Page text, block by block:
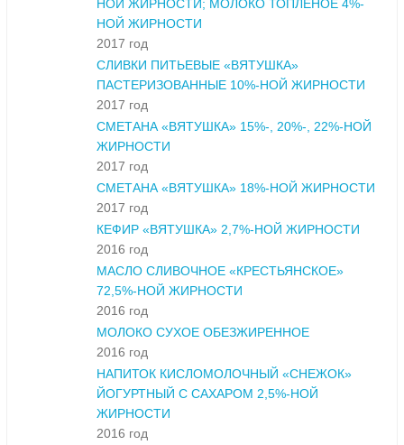
НОЙ ЖИРНОСТИ; МОЛОКО ТОПЛЕНОЕ 4%-
НОЙ ЖИРНОСТИ
2017 год
СЛИВКИ ПИТЬЕВЫЕ «ВЯТУШКА»
ПАСТЕРИЗОВАННЫЕ 10%-НОЙ ЖИРНОСТИ
2017 год
СМЕТАНА «ВЯТУШКА» 15%-, 20%-, 22%-НОЙ
ЖИРНОСТИ
2017 год
СМЕТАНА «ВЯТУШКА» 18%-НОЙ ЖИРНОСТИ
2017 год
КЕФИР «ВЯТУШКА» 2,7%-НОЙ ЖИРНОСТИ
2016 год
МАСЛО СЛИВОЧНОЕ «КРЕСТЬЯНСКОЕ»
72,5%-НОЙ ЖИРНОСТИ
2016 год
МОЛОКО СУХОЕ ОБЕЗЖИРЕННОЕ
2016 год
НАПИТОК КИСЛОМОЛОЧНЫЙ «СНЕЖОК»
ЙОГУРТНЫЙ С САХАРОМ 2,5%-НОЙ
ЖИРНОСТИ
2016 год